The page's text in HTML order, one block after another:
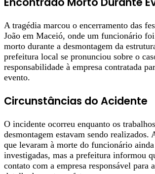
A tragédia marcou o encerramento das
João em Maceió, onde um funcionário
morto durante a desmontagem da
prefeitura local se pronunciou sobre o
responsabilidade à empresa contratada
evento.
Circunstâncias do Acidente
O incidente ocorreu enquanto os
desmontagem estavam sendo realizados.
que levaram à morte do funcionário ainda
investigadas, mas a prefeitura informou
contato com a empresa responsável para